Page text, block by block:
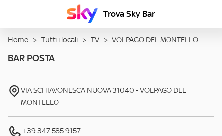
Trova Sky Bar
Home > Tutti i locali > TV > VOLPAGO DEL MONTELLO
BAR POSTA
VIA SCHIAVONESCA NUOVA31040 -VOLPAGO DEL
MONTELLO
+39 347 585 9157